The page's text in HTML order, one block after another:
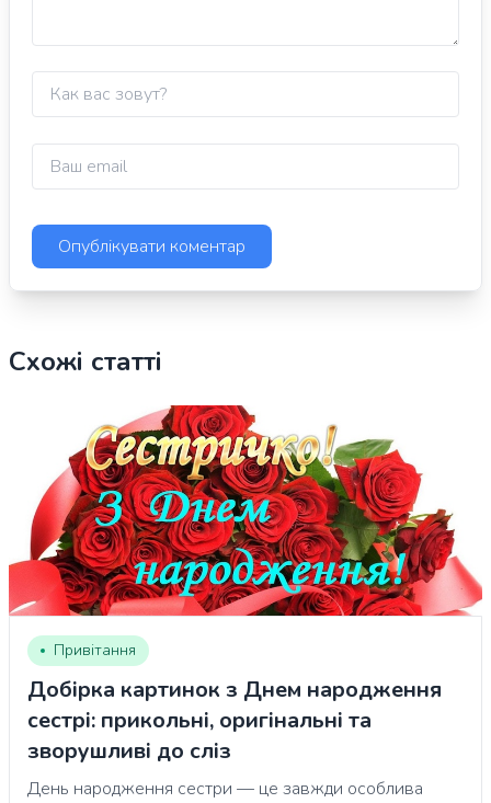
Схожі статті
Привітання
Добірка картинок з Днем народження
сестрі: прикольні, оригінальні та
зворушливі до сліз
День народження сестри — це завжди особлива